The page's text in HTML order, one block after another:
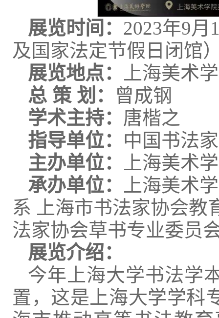
展览时间： 2023年9月
及国家法定节假日闭馆
展览地点：
上海美术
总 策 划：
曾成钢
学术主持： 唐楷之
指导单位： 中国书法
主办单位：
上海美术
承办单位：
上海美术
系 上海市书法家协会教
法家协会草书专业委员
展览介绍：
今年上海大学书法学
置，这是上海大学学科